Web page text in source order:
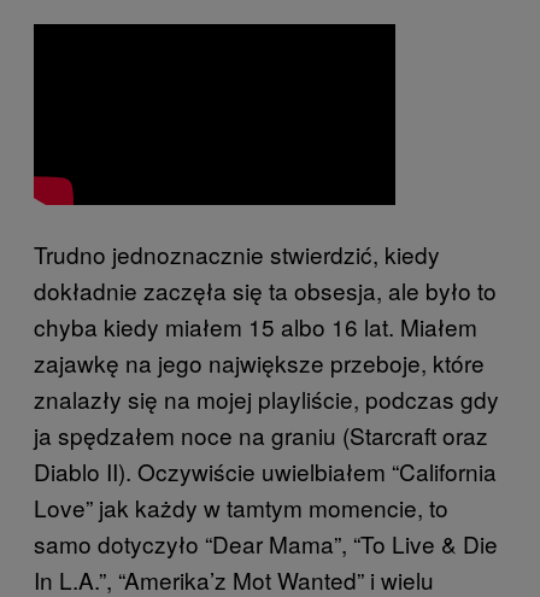
Trudno jednoznacznie stwierdzić, kiedy
dokładnie zaczęła się ta obsesja, ale było to
chyba kiedy miałem 15 albo 16 lat. Miałem
zajawkę na jego największe przeboje, które
znalazły się na mojej playliście, podczas gdy
ja spędzałem noce na graniu (Starcraft oraz
Diablo II). Oczywiście uwielbiałem “California
Love” jak każdy w tamtym momencie, to
samo dotyczyło “Dear Mama”, “To Live & Die
In L.A.”, “Amerika’z Mot Wanted” i wielu